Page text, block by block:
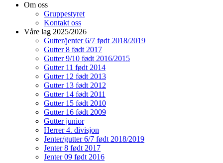
Om oss
Gruppestyret
Kontakt oss
Våre lag 2025/2026
Gutter/jenter 6/7 født 2018/2019
Gutter 8 født 2017
Gutter 9/10 født 2016/2015
Gutter 11 født 2014
Gutter 12 født 2013
Gutter 13 født 2012
Gutter 14 født 2011
Gutter 15 født 2010
Gutter 16 født 2009
Gutter junior
Herrer 4. divisjon
Jenter/gutter 6/7 født 2018/2019
Jenter 8 født 2017
Jenter 09 født 2016